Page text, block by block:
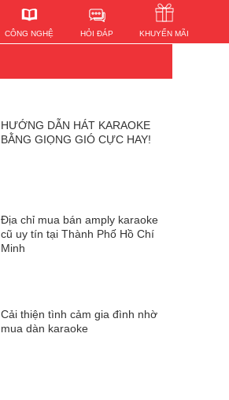
CÔNG NGHỆ HỎI ĐÁP KHUYẾN MÃI
HƯỚNG DẪN HÁT KARAOKE
BẰNG GIỌNG GIÓ CỰC HAY!
Địa chỉ mua bán amply karaoke
cũ uy tín tại Thành Phố Hồ Chí
Minh
Cải thiện tình cảm gia đình nhờ
mua dàn karaoke